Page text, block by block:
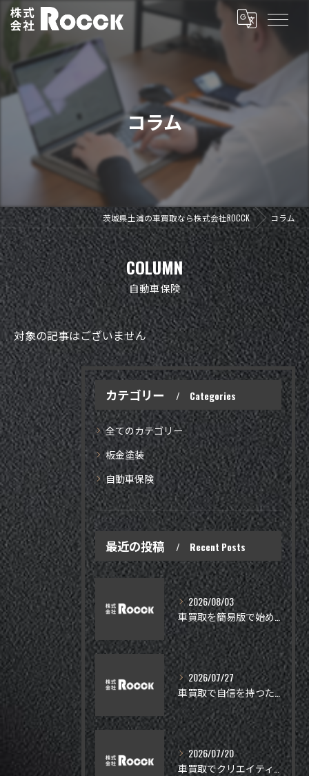
コラム
茨城県土浦の車買取なら株式会社ROCCK コラム
COLUMN
自動車保険
対象の記事はございません
カテゴリー Categories
全てのカテゴリー
板金塗装
自動車保険
最近の投稿 Recent Posts
2026/08/03
車買取を簡易版で始める手順と相場の調べ方ガイド
2026/07/27
車買取で自信を持つための相場確認と安心できる業者選びガイド
2026/07/20
車買取でクリエイティブに高く売るコツと茨城県エリアで失敗しない選び方